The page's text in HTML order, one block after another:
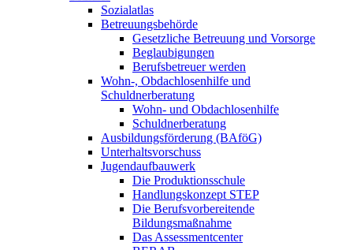
Sozialatlas
Betreuungsbehörde
Gesetzliche Betreuung und Vorsorge
Beglaubigungen
Berufsbetreuer werden
Wohn-, Obdachlosenhilfe und
Schuldnerberatung
Wohn- und Obdachlosenhilfe
Schuldnerberatung
Ausbildungsförderung (BAföG)
Unterhaltsvorschuss
Jugendaufbauwerk
Die Produktionsschule
Handlungskonzept STEP
Die Berufsvorbereitende
Bildungsmaßnahme
Das Assessmentcenter